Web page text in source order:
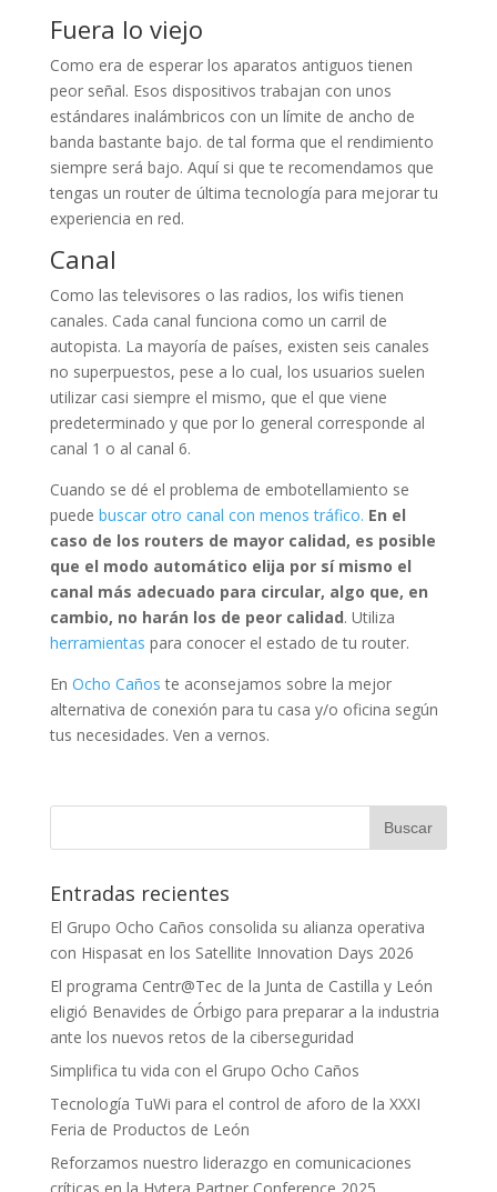
Fuera lo viejo
Como era de esperar los aparatos antiguos tienen
peor señal. Esos dispositivos trabajan con unos
estándares inalámbricos con un límite de ancho de
banda bastante bajo. de tal forma que el rendimiento
siempre será bajo. Aquí si que te recomendamos que
tengas un router de última tecnología para mejorar tu
experiencia en red.
Canal
Como las televisores o las radios, los wifis tienen
canales. Cada canal funciona como un carril de
autopista. La mayoría de países, existen seis canales
no superpuestos, pese a lo cual, los usuarios suelen
utilizar casi siempre el mismo, que el que viene
predeterminado y que por lo general corresponde al
canal 1 o al canal 6.
Cuando se dé el problema de embotellamiento se
puede buscar otro canal con menos tráfico. En el
caso de los routers de mayor calidad, es posible
que el modo automático elija por sí mismo el
canal más adecuado para circular, algo que, en
cambio, no harán los de peor calidad. Utiliza
herramientas para conocer el estado de tu router.
En Ocho Caños te aconsejamos sobre la mejor
alternativa de conexión para tu casa y/o oficina según
tus necesidades. Ven a vernos.
Entradas recientes
El Grupo Ocho Caños consolida su alianza operativa
con Hispasat en los Satellite Innovation Days 2026
El programa Centr@Tec de la Junta de Castilla y León
eligió Benavides de Órbigo para preparar a la industria
ante los nuevos retos de la ciberseguridad
Simplifica tu vida con el Grupo Ocho Caños
Tecnología TuWi para el control de aforo de la XXXI
Feria de Productos de León
Reforzamos nuestro liderazgo en comunicaciones